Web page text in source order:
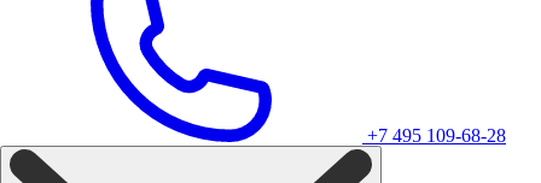
+7 495 109-68-28